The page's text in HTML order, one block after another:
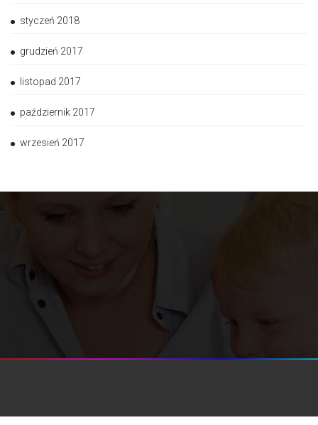
styczeń 2018
grudzień 2017
listopad 2017
październik 2017
wrzesień 2017